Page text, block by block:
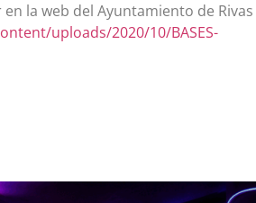
la web del Ayuntamiento de Rivas
uploads/2020/10/BASES-